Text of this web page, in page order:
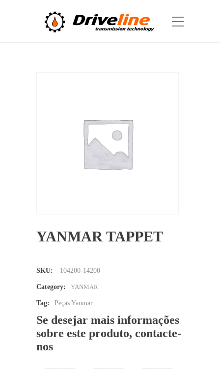
YANMAR TAPPET
SKU: 104200-14200
Category: YANMAR
Tag: Peças Yanmar
Se desejar mais informações
sobre este produto, contacte-
nos